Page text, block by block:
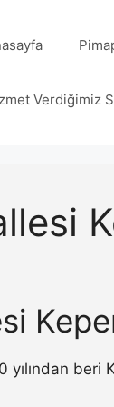
Verdiğimiz